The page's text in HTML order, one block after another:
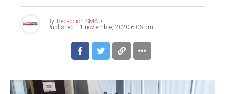
By Redacción SMAD
Published 11 noviembre, 2020 6:06 pm